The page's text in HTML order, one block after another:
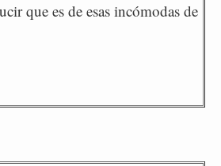
que es de esas incómodas de